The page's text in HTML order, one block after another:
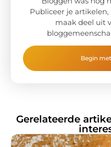
Publiceer je
maak deel uit
Begin
Gerelateerde